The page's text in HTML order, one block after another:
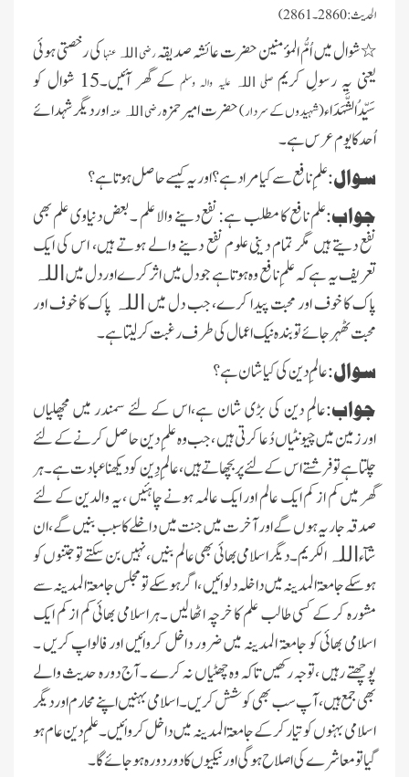
الحدیث: 2860 ۔ 2861)
٭شوال میں اُمُّ المؤمنین حضرت عائشہ صدیقہرضی اللہ عنہاکی رخصتی ہوئی
یعنی یہ رسولِ کریمصلی اللہ علیہ والہ وسلم
کے گھر آئیں۔15 شوال کو
سَیِّدُالشَّہَدَاء(شہیدوں کے سردار)حضرت امیر حمزہرضی اللہ عنہاوردیگرشہدائے
اُحد کا یوم عرس ہے ۔
سوال:علمِ نافع سے کیا مراد ہے؟اور یہ کیسے حاصل ہوتا ہے؟
جواب:علم نافع کا مطلب ہے: نفع دینے والا علم ۔بعض دنیاوی علم بھی
نفع دیتے ہیں مگر تمام دینی علوم نفع دینے والے ہوتے ہیں، اس کی ایک
تعریف یہ ہے کہ علمِ نافع وہ ہوتا ہے جو دل میں اثر کرے اور دل میں اللہ
پاک کا خوف اور محبت پیدا کرے، جب دل میں اللہ پاک کا خوف اور
محبت ٹھہر جائے تو بندہ نیک اعمال کی طرف رغبت کر لیتا ہے ۔
سوال:عالمِ دین کی کیا شان ہے؟
جواب:عالمِ دین کی بڑی شان ہے،اس کے لئے سمندر میں مچھلیاں
اورزمین میں چیونٹیاں دُعا کرتی ہیں ،جب وہ علمِ دین حاصل کرنے کے لئے
چلتا ہے تو فرشتے اس کے لئے پر بچھاتے ہیں ،عالمِ دِین کو دیکھنا عبادت ہے ۔ہر
گھر میں کم از کم ایک عالم اور ایک عالمہ ہونے چاہئیں ،یہ والدین کے لئے
صدقہ جاریہ ہوں گے اور آخرت میں جنت میں داخلے کا سبب بنیں گے ،ان
شآءاللہ الکریم۔دیگر اسلامی بھائی بھی عالم بنیں ،نہیں بن سکتے تو جتنوں کو
ہو سکے جامعۃ المدینہ میں داخلہ دلوائیں ،اگر ہو سکے تو مجلس جامعۃ المدینہ سے
مشورہ کر کے کسی طالب علم کا خرچہ اٹھا لیں ۔ہراسلامی بھائی کم از کم ایک
اسلامی بھائی کو جامعۃ المدینہ میں ضرور داخل کروائیں اور فالواپ کریں ۔
پوچھتے رہیں ،توجہ رکھیں تاکہ وہ چھٹیاں نہ کرے ۔آج دورہ حدیث والے
بھی جمع ہیں ،آپ سب بھی کوشش کریں ۔ اسلامی بہنیں اپنے محارم اور دیگر
اسلامی بہنوں کوتیار کر کے جامعۃ المدینہ میں داخل کروائیں ۔علمِ دین عام ہو
گیا تو معاشرے کی اصلاح ہو گی اور نیکیوں کا دور دورہ ہو جائے گا ۔